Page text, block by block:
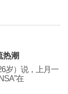
热潮
岁）说，上月一
在